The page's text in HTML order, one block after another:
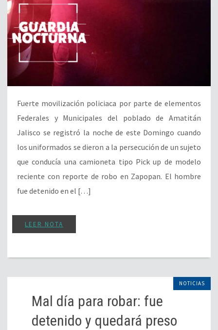
Fuerte movilización policiaca por parte de elementos
Federales y Municipales del poblado de Amatitán
Jalisco se registró la noche de este Domingo cuando
los uniformados se dieron a la persecución de un sujeto
que conducía una camioneta tipo Pick up de modelo
reciente con reporte de robo en Zapopan. El hombre
fue detenido en el […]
LEER NOTA
NOTICIAS
Mal día para robar: fue
detenido y quedará preso